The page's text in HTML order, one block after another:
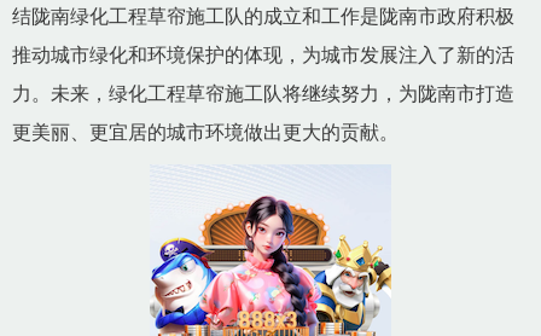
结陇南绿化工程草帘施工队的成立和工作是陇南市政府积极
推动城市绿化和环境保护的体现，为城市发展注入了新的活
力。未来，绿化工程草帘施工队将继续努力，为陇南市打造
更美丽、更宜居的城市环境做出更大的贡献。